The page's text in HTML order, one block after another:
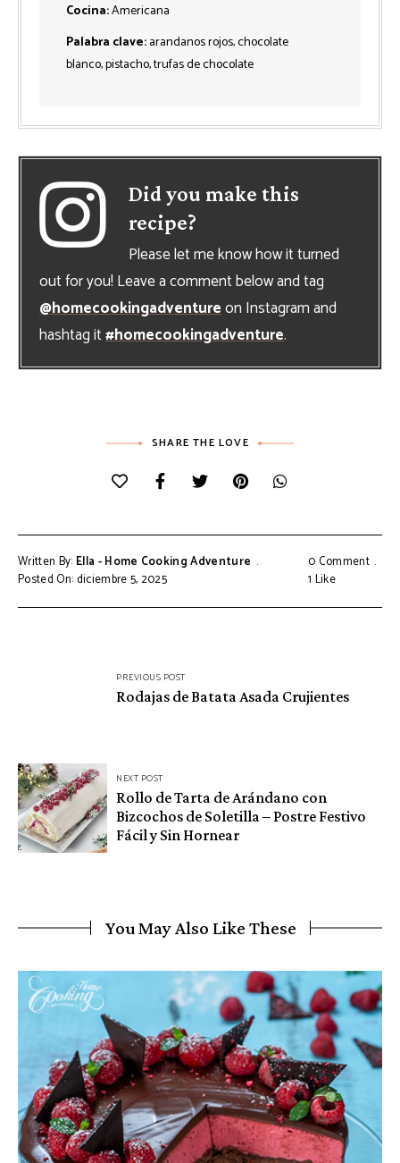
Cocina:Americana
Palabra clave:arandanos rojos, chocolate
blanco, pistacho, trufas de chocolate
Did you make this
recipe?
Please let me know how it turned
out for you! Leave a comment below and tag
@homecookingadventureon Instagram and
hashtag it#homecookingadventure.
SHARE THE LOVE
Written By: Ella - Home Cooking Adventure
Posted On: diciembre 5, 2025
0 Comment
1 Like
PREVIOUS POST
Rodajas de Batata Asada Crujientes
NEXT POST
Rollo de Tarta de Arándano con
Bizcochos de Soletilla – Postre Festivo
Fácil y Sin Hornear
You May Also Like These